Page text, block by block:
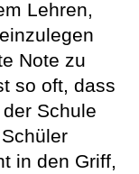
Lehren,
Note zu
so oft, dass
Schule
in den Griff,